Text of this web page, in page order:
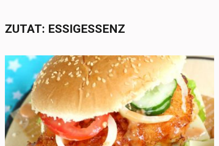
ZUTAT: ESSIGESSENZ